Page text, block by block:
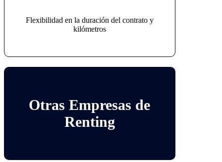
Otras Empresas de
Renting
Flexibilidad en la duración del contrato y
kilómetros